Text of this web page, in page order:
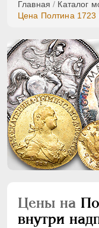
Главная / Каталог
Цена Полтина 1723
Цены на
внутри